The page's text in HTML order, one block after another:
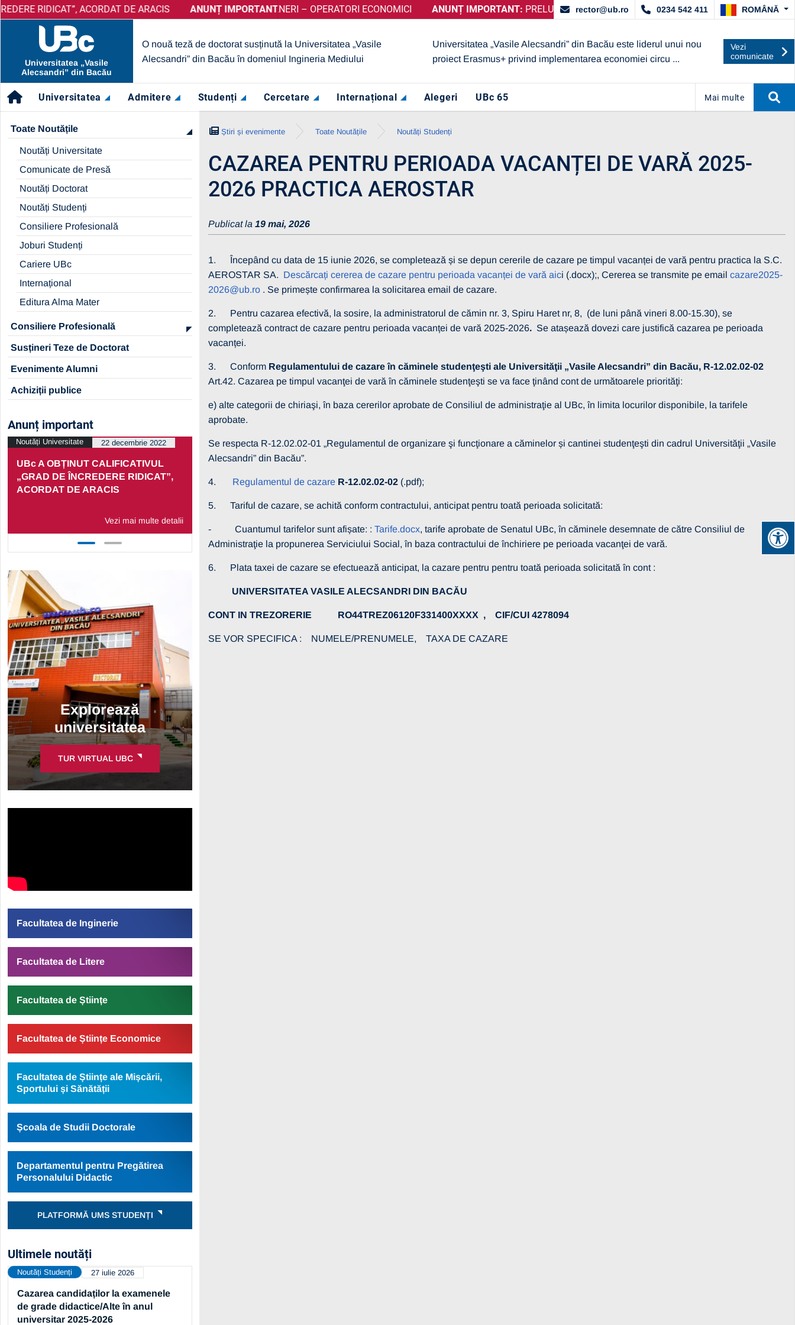
ANUNȚ IMPORTANT: UBc A OBȚINUT
ACORDAT DE ARACIS ANUNȚ IMPORTANT:UBc A OBȚINUT CALIFICATIVUL „GRAD DE ÎNCREDERE RIDICAT”, ACORDAT DE ARACIS
ANUNȚ IMPORTANT:PRELUNGIRE SELECȚIE PARTENERI – OPERATORI ECONOMICI ANUNȚ IMPORTANT:PRELUNGIRE SELECȚIE PARTENERI – OPERATORI ECONOMICI
rector@ub.ro 0234 542 411 ROMÂNĂ
Universitatea „Vasile
Alecsandri” din Bacău
O nouă teză de doctorat susținută la Universitatea „Vasile
Alecsandri” din Bacău în domeniul Ingineria Mediului
Universitatea „Vasile Alecsandri” din Bacău este liderul unui nou
proiect Erasmus+ privind implementarea economiei circu ...
Vezi
comunicate
Universitatea Admitere Studenți Cercetare Internațional Alegeri UBc 65 Mai multe
Toate Noutățile
Noutăți Universitate
Comunicate de Presă
Noutăți Doctorat
Noutăți Studenți
Consiliere Profesională
Joburi Studenți
Cariere UBc
Internațional
Editura Alma Mater
Consiliere Profesională
Susțineri Teze de Doctorat
Evenimente Alumni
Achiziții publice
Anunț important
UBc A OBȚINUT CALIFICATIVUL
„GRAD DE ÎNCREDERE RIDICAT”,
ACORDAT DE ARACIS
Vezi mai multe detalii
Noutăți Universitate 22 decembrie 2022
PRELUNGIRE SELECȚIE
PARTENERI – OPERATORI
ECONOMICI
Noutăți Universitate 13 martie 2026
Explorează
universitatea
TUR VIRTUAL UBC
Facultatea de Inginerie
Facultatea de Litere
Facultatea de Științe
Facultatea de Științe Economice
Facultatea de Științe ale Mișcării,
Sportului și Sănătății
Școala de Studii Doctorale
Departamentul pentru Pregătirea
Personalului Didactic
PLATFORMĂ UMS STUDENȚI
Ultimele noutăți
Cazarea candidaților la examenele
de grade didactice/Alte în anul
universitar 2025-2026
Noutăți Studenți 27 iulie 2026
Știri și evenimente Toate Noutățile Noutăți Studenți
CAZAREA PENTRU PERIOADA VACANȚEI DE VARĂ 2025-
2026 PRACTICA AEROSTAR
Publicat la 19 mai, 2026
1. Începând cu data de 15 iunie 2026, se completează și se depun cererile de cazare pe timpul vacanței de vară pentru practica la S.C.
AEROSTAR SA. Descărcați cererea de cazare pentru perioada vacanței de vară aici (.docx);, Cererea se transmite pe email cazare2025-
2026@ub.ro. Se primește confirmarea la solicitarea email de cazare.
2. Pentru cazarea efectivă, la sosire, la administratorul de cămin nr. 3, Spiru Haret nr, 8, (de luni până vineri 8.00-15.30), se
completează contract de cazare pentru perioada vacanței de vară 2025-2026. Se atașează dovezi care justifică cazarea pe perioada
vacanței.
3. Conform Regulamentului de cazare în căminele studenţeşti ale Universităţii „Vasile Alecsandri” din Bacău, R-12.02.02-02
Art.42. Cazarea pe timpul vacanţei de vară în căminele studenţeşti se va face ţinând cont de următoarele priorităţi:
e) alte categorii de chiriaşi, în baza cererilor aprobate de Consiliul de administraţie al UBc, în limita locurilor disponibile, la tarifele
aprobate.
Se respecta R-12.02.02-01 „Regulamentul de organizare şi funcţionare a căminelor și cantinei studenţeşti din cadrul Universităţii „Vasile
Alecsandri” din Bacău”.
4. Regulamentul de cazareR-12.02.02-02(.pdf);
5. Tariful de cazare, se achită conform contractului, anticipat pentru toată perioada solicitată:
- Cuantumul tarifelor sunt afișate: : Tarife.docx, tarife aprobate de Senatul UBc, în căminele desemnate de către Consiliul de
Administraţie la propunerea Serviciului Social, în baza contractului de închiriere pe perioada vacanţei de vară.
6. Plata taxei de cazare se efectuează anticipat, la cazare pentru pentru toată perioada solicitată în cont :
UNIVERSITATEA VASILE ALECSANDRI DIN BACĂU
CONT IN TREZORERIE RO44TREZ06120F331400XXXX , CIF/CUI 4278094
SE VOR SPECIFICA : NUMELE/PRENUMELE, TAXA DE CAZARE